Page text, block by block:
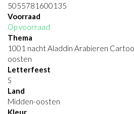
5055781600135
Voorraad
Op voorraad
Thema
1001 nacht Aladdin Arabieren
oosten
Letterfeest
S
Land
Midden-oosten
Kleur